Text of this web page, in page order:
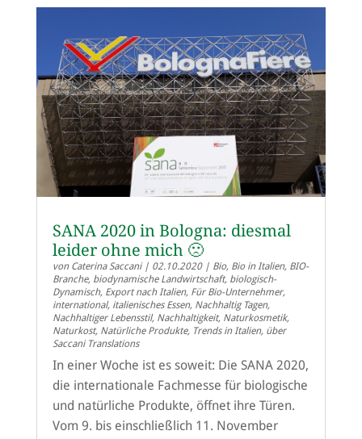
SANA 2020 in Bologna: diesmal
leider ohne mich 🙁
von Caterina Saccani| 02.10.2020| Bio, Bio in Italien, BIO-
Branche, biodynamische Landwirtschaft, biologisch-
Dynamisch, Export nach Italien, Für Bio-Unternehmer,
international, italienisches Essen, Nachhaltig Tagen,
Nachhaltiger Lebensstil, Nachhaltigkeit, Naturkosmetik,
Naturkost, Natürliche Produkte, Trends in Italien, über
Saccani Translations
In einer Woche ist es soweit: Die SANA 2020,
die internationale Fachmesse für biologische
und natürliche Produkte, öffnet ihre Türen.
Vom 9. bis einschließlich 11. November